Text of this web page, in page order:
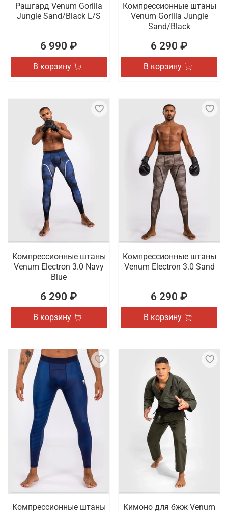
Рашгард Venum Gorilla
Jungle Sand/Black L/S
6 990 ₽
В корзину
Компрессионные штаны
Venum Gorilla Jungle
Sand/Black
6 290 ₽
В корзину
Компрессионные штаны
Venum Electron 3.0 Navy
Blue
6 290 ₽
В корзину
Компрессионные штаны
Venum Electron 3.0 Sand
6 290 ₽
В корзину
Компрессионные штаны
Кимоно для бжж Venum